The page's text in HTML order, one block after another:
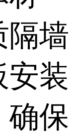
隔墙
安装
确保